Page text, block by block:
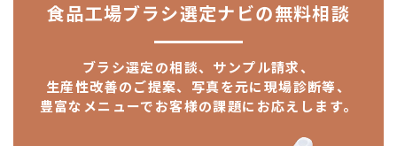
食品工場ブラシ選定ナビの無料相談
ブラシ選定の相談、サンプル請求、
生産性改善のご提案、 写真を元に現場診断等、
豊富なメニューでお客様の課題にお応えします。